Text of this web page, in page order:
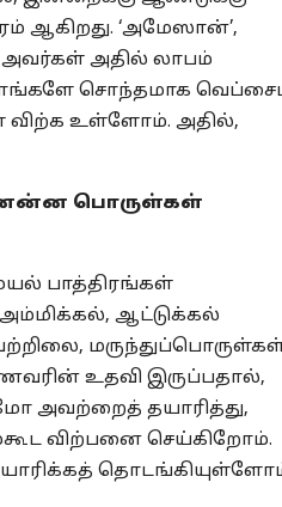
ஆகிறது. ‘அமேஸான்’,
அவர்கள் அதில் லாபம்
சொந்தமாக
விற்க உள்ளோம். அதில்,
பொருள்கள்
பாத்திரங்கள்
அம்மிக்கல், ஆட்டுக்கல்
உதவி இருப்பதால்,
அவற்றைத் தயாரித்து,
விற்பனை செய்கிறோம்.